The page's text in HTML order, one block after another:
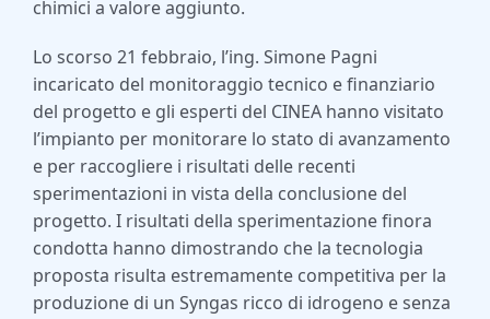
chimici a valore aggiunto.
Lo scorso 21 febbraio, l’ing. Simone Pagni
incaricato del monitoraggio tecnico e finanziario
del progetto e gli esperti del CINEA hanno visitato
l’impianto per monitorare lo stato di avanzamento
e per raccogliere i risultati delle recenti
sperimentazioni in vista della conclusione del
progetto. I risultati della sperimentazione finora
condotta hanno dimostrando che la tecnologia
proposta risulta estremamente competitiva per la
produzione di un Syngas ricco di idrogeno e senza